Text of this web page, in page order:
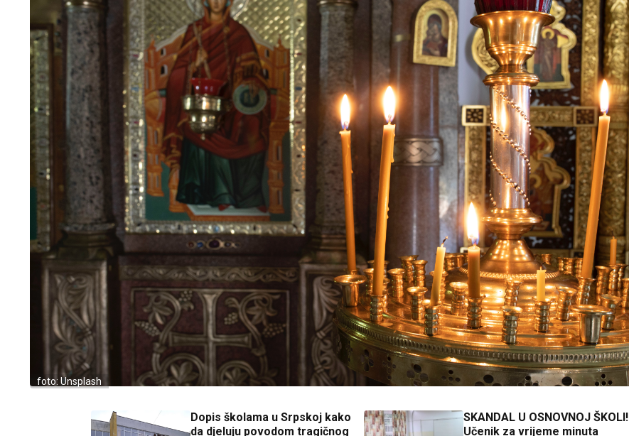
foto: Unsplash
Dopis školama u Srpskoj kako
da djeluju povodom tragičnog
SKANDAL U OSNOVNOJ ŠKOLI!
Učenik za vrijeme minuta